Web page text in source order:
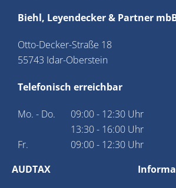
Biehl, Leyendecker & Partner
Otto-Decker-Straße 18
55743 Idar-Oberstein
Telefonisch erreichbar
Mo. - Do.
09:00 - 12:30 Uhr
13:30 - 16:00 Uhr
Fr.
09:00 - 12:30 Uhr
AUDTAX